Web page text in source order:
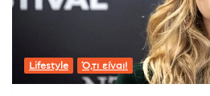
Lifestyle Ό,τι είναι!